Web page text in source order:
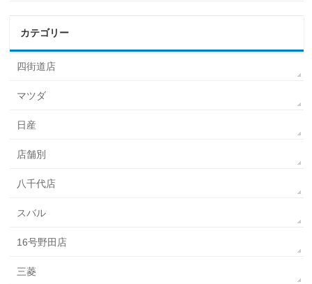
カテゴリー
四街道店
マツダ
日産
店舗別
八千代店
スバル
16号野田店
三菱